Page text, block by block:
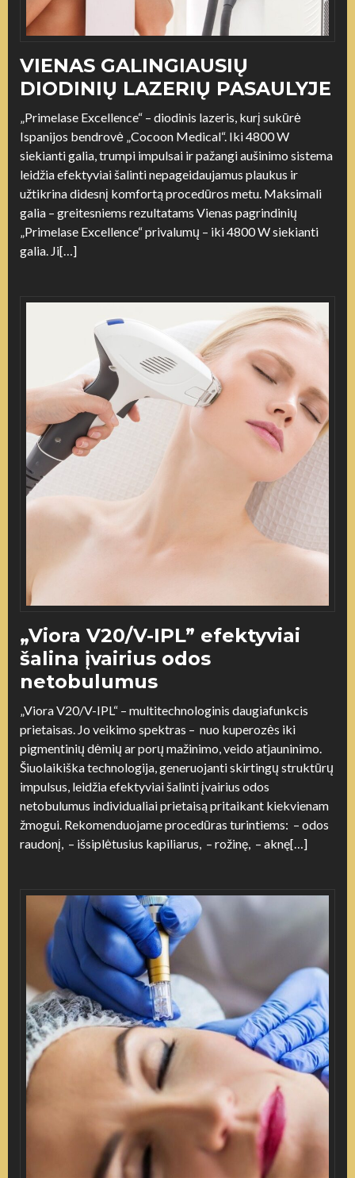
VIENAS GALINGIAUSIŲ
DIODINIŲ LAZERIŲ PASAULYJE
„Primelase Excellence“ – diodinis lazeris, kurį sukūrė
Ispanijos bendrovė „Cocoon Medical“. Iki 4800 W
siekianti galia, trumpi impulsai ir pažangi aušinimo sistema
leidžia efektyviai šalinti nepageidaujamus plaukus ir
užtikrina didesnį komfortą procedūros metu. Maksimali
galia – greitesniems rezultatams Vienas pagrindinių
„Primelase Excellence“ privalumų – iki 4800 W siekianti
galia. Ji[…]
„Viora V20/V-IPL” efektyviai
šalina įvairius odos
netobulumus
„Viora V20/V-IPL“ – multitechnologinis daugiafunkcis
prietaisas. Jo veikimo spektras – nuo kuperozės iki
pigmentinių dėmių ar porų mažinimo, veido atjauninimo.
Šiuolaikiška technologija, generuojanti skirtingų struktūrų
impulsus, leidžia efektyviai šalinti įvairius odos
netobulumus individualiai prietaisą pritaikant kiekvienam
žmogui. Rekomenduojame procedūras turintiems: – odos
raudonį, – išsiplėtusius kapiliarus, – rožinę, – aknę[…]